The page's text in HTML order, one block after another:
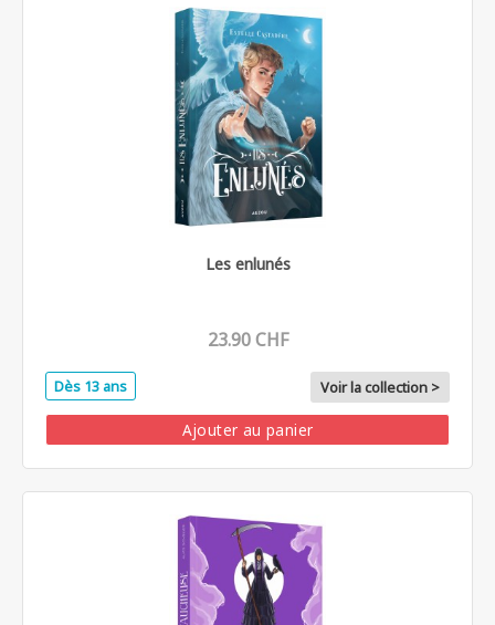
Les enlunés
23.90 CHF
Dès 13 ans Voir la collection >
Ajouter au panier